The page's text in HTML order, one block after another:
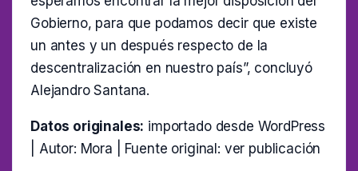
Gobierno, para que podamos decir que existe
un antes y un después respecto de la
descentralización en nuestro país”, concluyó
Alejandro Santana.
Datos originales: importado desde WordPress
| Autor: Mora | Fuente original: ver publicación